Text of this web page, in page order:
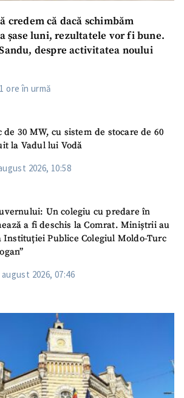
credem că dacă schimbăm
șase luni, rezultatele vor fi bune.
despre activitatea noului
ore în urmă
30 MW, cu sistem de stocare de 60
la Vadul lui Vodă
2026, 10:58
Un colegiu cu predare în
a fi deschis la Comrat. Miniștrii au
Publice Colegiul Moldo-Turc
august 2026, 07:46
imagine
media